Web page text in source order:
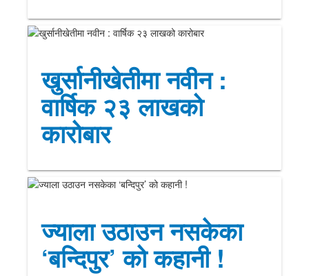
खुर्सानीखेतीमा नवीन :
वार्षिक २३ लाखको
कारोबार
ज्याला उठाउन नसकेका
‘बन्दिपुर’ को कहानी !